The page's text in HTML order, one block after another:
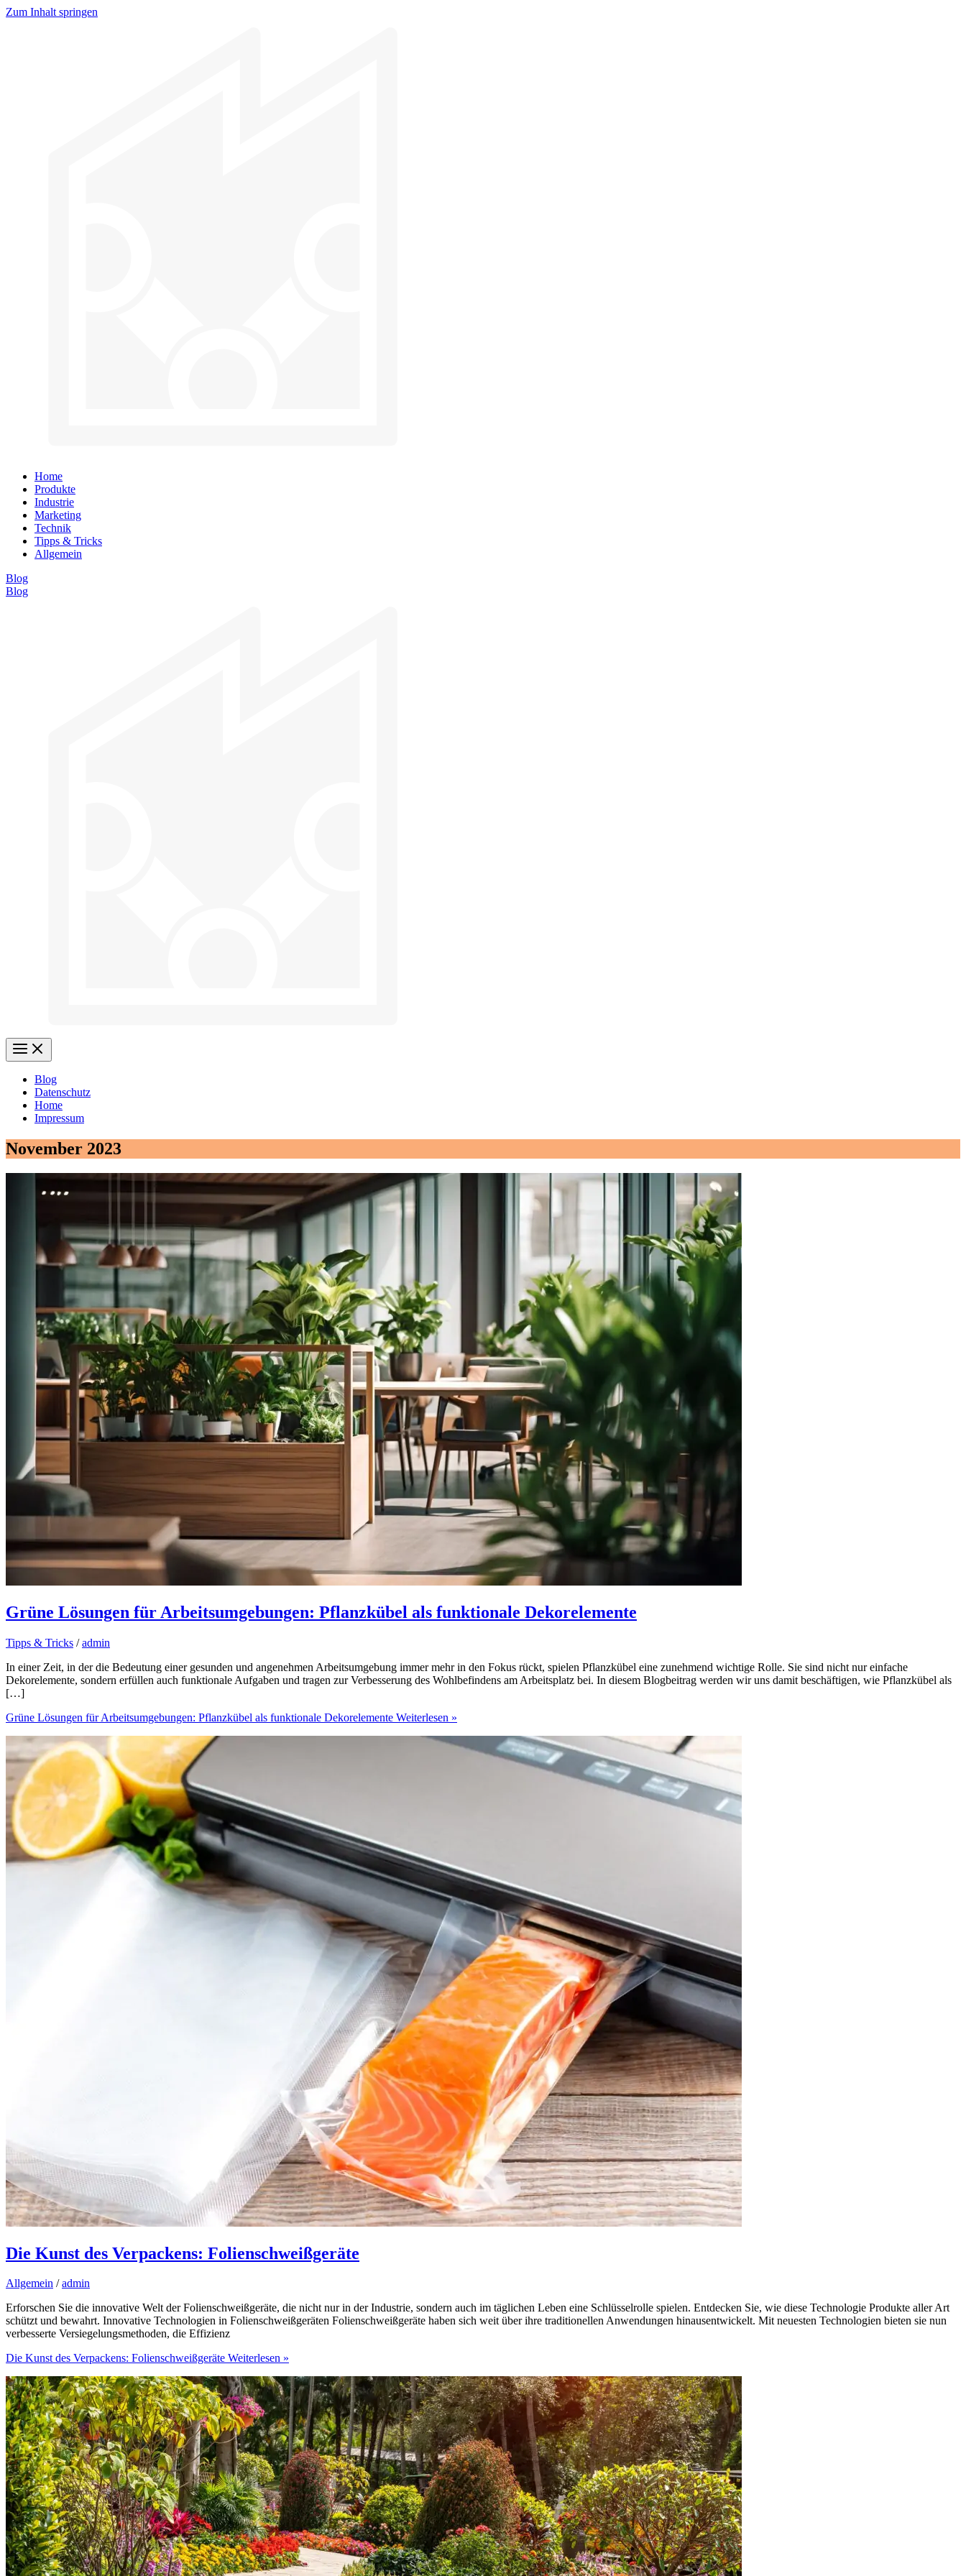
Zum Inhalt springen
Home
Produkte
Industrie
Marketing
Technik
Tipps & Tricks
Allgemein
Blog
Blog
Blog
Datenschutz
Home
Impressum
November 2023
Grüne Lösungen für Arbeitsumgebungen: Pflanzkübel als funktionale Dekorelemente
Tipps & Tricks /admin
In einer Zeit, in der die Bedeutung einer gesunden und angenehmen Arbeitsumgebung immer mehr in den Fokus rückt, spielen Pflanzkübel eine zunehmend wichtige Rolle. Sie sind nicht nur einfache
Dekorelemente, sondern erfüllen auch funktionale Aufgaben und tragen zur Verbesserung des Wohlbefindens am Arbeitsplatz bei. In diesem Blogbeitrag werden wir uns damit beschäftigen, wie Pflanzkübel als
[…]
Grüne Lösungen für Arbeitsumgebungen: Pflanzkübel als funktionale Dekorelemente Weiterlesen »
Die Kunst des Verpackens: Folienschweißgeräte
Allgemein /admin
Erforschen Sie die innovative Welt der Folienschweißgeräte, die nicht nur in der Industrie, sondern auch im täglichen Leben eine Schlüsselrolle spielen. Entdecken Sie, wie diese Technologie Produkte aller Art
schützt und bewahrt. Innovative Technologien in Folienschweißgeräten Folienschweißgeräte haben sich weit über ihre traditionellen Anwendungen hinausentwickelt. Mit neuesten Technologien bieten sie nun
verbesserte Versiegelungsmethoden, die Effizienz
Die Kunst des Verpackens: Folienschweißgeräte Weiterlesen »